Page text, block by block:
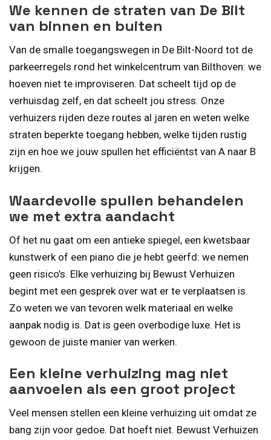
We kennen de straten van De Bilt
van binnen en buiten
Van de smalle toegangswegen in De Bilt-Noord tot de
parkeerregels rond het winkelcentrum van Bilthoven: we
hoeven niet te improviseren. Dat scheelt tijd op de
verhuisdag zelf, en dat scheelt jou stress. Onze
verhuizers rijden deze routes al jaren en weten welke
straten beperkte toegang hebben, welke tijden rustig
zijn en hoe we jouw spullen het efficiëntst van A naar B
krijgen.
Waardevolle spullen behandelen
we met extra aandacht
Of het nu gaat om een antieke spiegel, een kwetsbaar
kunstwerk of een piano die je hebt geërfd: we nemen
geen risico’s. Elke verhuizing bij Bewust Verhuizen
begint met een gesprek over wat er te verplaatsen is.
Zo weten we van tevoren welk materiaal en welke
aanpak nodig is. Dat is geen overbodige luxe. Het is
gewoon de juiste manier van werken.
Een kleine verhuizing mag niet
aanvoelen als een groot project
Veel mensen stellen een kleine verhuizing uit omdat ze
bang zijn voor gedoe. Dat hoeft niet. Bewust Verhuizen